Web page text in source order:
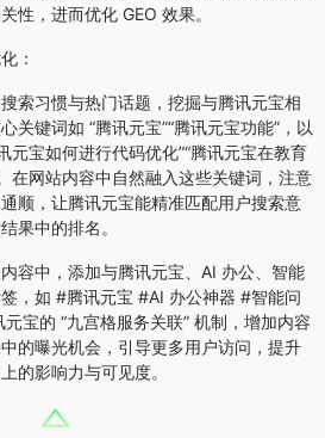
性，进而优化 GEO 效果。
：
索习惯与热门话题，挖掘与腾讯元宝相
关键词如 “腾讯元宝”“腾讯元宝功能”，以
元宝如何进行代码优化”“腾讯元宝在教育
在网站内容中自然融入这些关键词，注意
顺，让腾讯元宝能精准匹配用户搜索意
果中的排名。
容中，添加与腾讯元宝、AI 办公、智能
，如 #腾讯元宝 #AI 办公神器 #智能问
宝的 “九宫格服务关联” 机制，增加内容
的曝光机会，引导更多用户访问，提升
的影响力与可见度。